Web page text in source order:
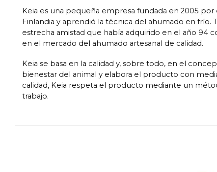
Keia es una pequeña empresa fundada en 2005
Finlandia y aprendió la técnica del ahumado en frío.
estrecha amistad que había adquirido en el año 94
en el mercado del ahumado artesanal de calidad.
Keia se basa en la calidad y, sobre todo, en el
bienestar del animal y elabora el producto con
calidad, Keia respeta el producto mediante un
trabajo.